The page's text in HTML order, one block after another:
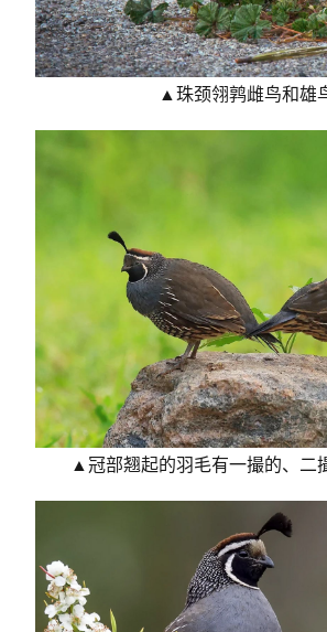
▲珠颈翎鹑雌鸟和雄
▲冠部翘起的羽毛有一撮的、二